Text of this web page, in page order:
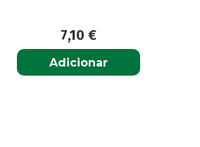
7,10 €
Adicionar